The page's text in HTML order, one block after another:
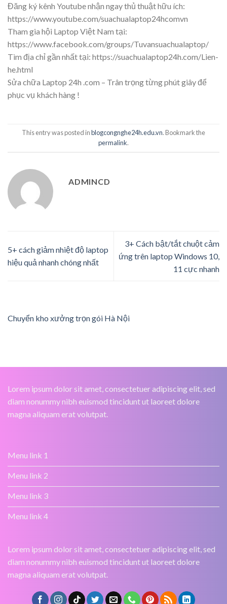
Đăng ký kênh Youtube nhận ngay thủ thuật hữu ích:
https://www.youtube.com/suachualaptop24hcomvn
Tham gia hội Laptop Việt Nam tại:
https://www.facebook.com/groups/Tuvansuachualaptop/
Tìm địa chỉ gần nhất tại: https://suachualaptop24h.com/Lien-
he.html
Sửa chữa Laptop 24h .com – Trân trọng từng phút giây để
phục vụ khách hàng !
This entry was posted inblogcongnghe24h.edu.vn. Bookmark the
permalink.
ADMINCD
5+ cách giảm nhiệt độ laptop
hiệu quả nhanh chóng nhất
3+ Cách bật/tắt chuột cảm
ứng trên laptop Windows 10,
11 cực nhanh
Chuyển kho xưởng trọn gói Hà Nội
Lorem ipsum dolor sit amet, consectetuer adipiscing elit, sed
diam nonummy nibh euismod tincidunt ut laoreet dolore
magna aliquam erat volutpat.
Menu link 1
Menu link 2
Menu link 3
Menu link 4
Lorem ipsum dolor sit amet, consectetuer adipiscing elit, sed
diam nonummy nibh euismod tincidunt ut laoreet dolore
magna aliquam erat volutpat.